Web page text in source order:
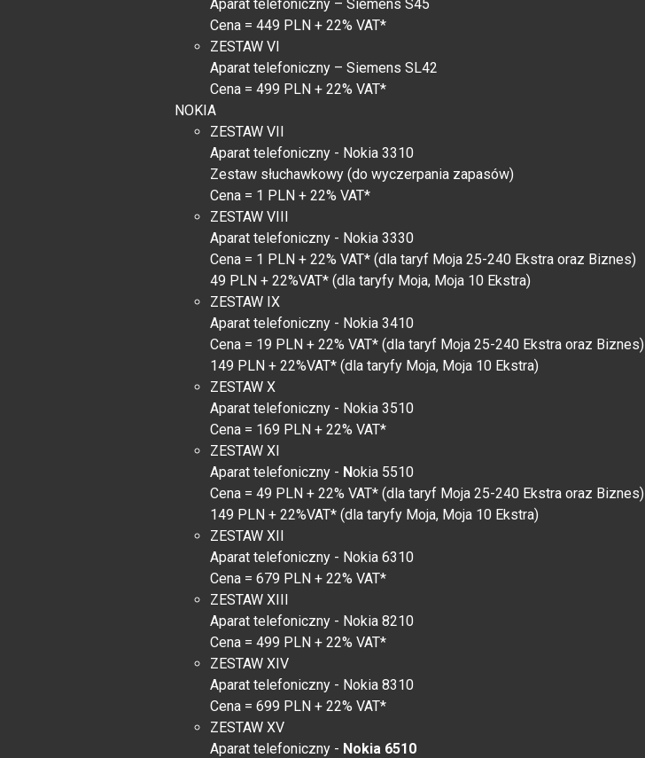
Aparat telefoniczny – Siemens S45
Cena = 449 PLN + 22% VAT*
ZESTAW VI
Aparat telefoniczny – Siemens SL42
Cena = 499 PLN + 22% VAT*
NOKIA
ZESTAW VII
Aparat telefoniczny - Nokia 3310
Zestaw słuchawkowy (do wyczerpania zapasów)
Cena = 1 PLN + 22% VAT*
ZESTAW VIII
Aparat telefoniczny - Nokia 3330
Cena = 1 PLN + 22% VAT* (dla taryf Moja 25-240 Ekstra oraz Biznes)
49 PLN + 22%VAT* (dla taryfy Moja, Moja 10 Ekstra)
ZESTAW IX
Aparat telefoniczny - Nokia 3410
Cena = 19 PLN + 22% VAT* (dla taryf Moja 25-240 Ekstra oraz Biznes)
149 PLN + 22%VAT* (dla taryfy Moja, Moja 10 Ekstra)
ZESTAW X
Aparat telefoniczny - Nokia 3510
Cena = 169 PLN + 22% VAT*
ZESTAW XI
Aparat telefoniczny - Nokia 5510
Cena = 49 PLN + 22% VAT* (dla taryf Moja 25-240 Ekstra oraz Biznes)
149 PLN + 22%VAT* (dla taryfy Moja, Moja 10 Ekstra)
ZESTAW XII
Aparat telefoniczny - Nokia 6310
Cena = 679 PLN + 22% VAT*
ZESTAW XIII
Aparat telefoniczny - Nokia 8210
Cena = 499 PLN + 22% VAT*
ZESTAW XIV
Aparat telefoniczny - Nokia 8310
Cena = 699 PLN + 22% VAT*
ZESTAW XV
Aparat telefoniczny - Nokia 6510